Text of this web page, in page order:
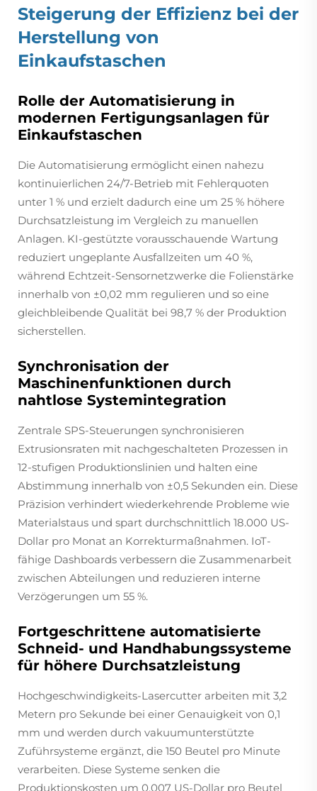
Steigerung der Effizienz bei der
Herstellung von
Einkaufstaschen
Rolle der Automatisierung in
modernen Fertigungsanlagen für
Einkaufstaschen
Die Automatisierung ermöglicht einen nahezu
kontinuierlichen 24/7-Betrieb mit Fehlerquoten
unter 1 % und erzielt dadurch eine um 25 % höhere
Durchsatzleistung im Vergleich zu manuellen
Anlagen. KI-gestützte vorausschauende Wartung
reduziert ungeplante Ausfallzeiten um 40 %,
während Echtzeit-Sensornetzwerke die Folienstärke
innerhalb von ±0,02 mm regulieren und so eine
gleichbleibende Qualität bei 98,7 % der Produktion
sicherstellen.
Synchronisation der
Maschinenfunktionen durch
nahtlose Systemintegration
Zentrale SPS-Steuerungen synchronisieren
Extrusionsraten mit nachgeschalteten Prozessen in
12-stufigen Produktionslinien und halten eine
Abstimmung innerhalb von ±0,5 Sekunden ein. Diese
Präzision verhindert wiederkehrende Probleme wie
Materialstaus und spart durchschnittlich 18.000 US-
Dollar pro Monat an Korrekturmaßnahmen. IoT-
fähige Dashboards verbessern die Zusammenarbeit
zwischen Abteilungen und reduzieren interne
Verzögerungen um 55 %.
Fortgeschrittene automatisierte
Schneid- und Handhabungssysteme
für höhere Durchsatzleistung
Hochgeschwindigkeits-Lasercutter arbeiten mit 3,2
Metern pro Sekunde bei einer Genauigkeit von 0,1
mm und werden durch vakuumunterstützte
Zuführsysteme ergänzt, die 150 Beutel pro Minute
verarbeiten. Diese Systeme senken die
Produktionskosten um 0,007 US-Dollar pro Beutel